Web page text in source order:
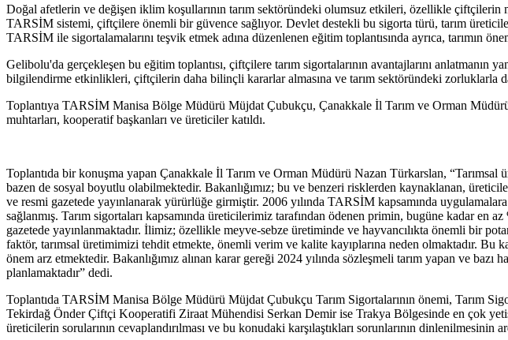
Doğal afetlerin ve değişen iklim koşullarının tarım sektöründeki olumsuz etkileri, özellikle
TARSİM sistemi, çiftçilere önemli bir güvence sağlıyor. Devlet destekli bu sigorta türü, tarım
TARSİM ile sigortalamalarını teşvik etmek adına düzenlenen eğitim toplantısında ayrıca, tarımın
Gelibolu'da gerçekleşen bu eğitim toplantısı, çiftçilere tarım sigortalarının avantajlarını anlatmanın
bilgilendirme etkinlikleri, çiftçilerin daha bilinçli kararlar almasına ve tarım sektöründeki zorluklarla
Toplantıya TARSİM Manisa Bölge Müdürü Müjdat Çubukçu, Çanakkale İl Tarım ve Orman
muhtarları, kooperatif başkanları ve üreticiler katıldı.
Toplantıda bir konuşma yapan Çanakkale İl Tarım ve Orman Müdürü Nazan Türkarslan,
bazen de sosyal boyutlu olabilmektedir. Bakanlığımız; bu ve benzeri risklerden kaynaklanan,
ve resmi gazetede yayınlanarak yürürlüğe girmiştir. 2006 yılında TARSİM kapsamında
sağlanmış. Tarım sigortaları kapsamında üreticilerimiz tarafından ödenen primin, bugüne kadar en
gazetede yayınlanmaktadır. İlimiz; özellikle meyve-sebze üretiminde ve hayvancılıkta önemli bir
faktör, tarımsal üretimimizi tehdit etmekte, önemli verim ve kalite kayıplarına neden olmaktadır.
önem arz etmektedir. Bakanlığımız alınan karar gereği 2024 yılında sözleşmeli tarım yapan ve
planlamaktadır” dedi.
Toplantıda TARSİM Manisa Bölge Müdürü Müjdat Çubukçu Tarım Sigortalarının önemi, Tarım
Tekirdağ Önder Çiftçi Kooperatifi Ziraat Mühendisi Serkan Demir ise Trakya Bölgesinde en çok
üreticilerin sorularının cevaplandırılması ve bu konudaki karşılaştıkları sorunlarının dinlenilmesinin